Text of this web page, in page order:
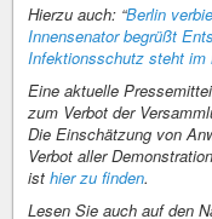
Hierzu auch: “Berlin
Innensenator begrüßt
Infektionsschutz steht im
Eine aktuelle
zum Verbot der
Die Einschätzung von
Verbot aller
ist hier zu finden.
Lesen Sie auch auf den